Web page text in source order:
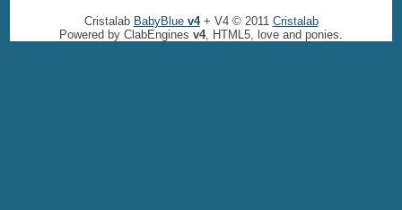
Cristalab BabyBlue v4+ V4 © 2011 Cristalab
Powered by ClabEngines v4, HTML5, love and ponies.